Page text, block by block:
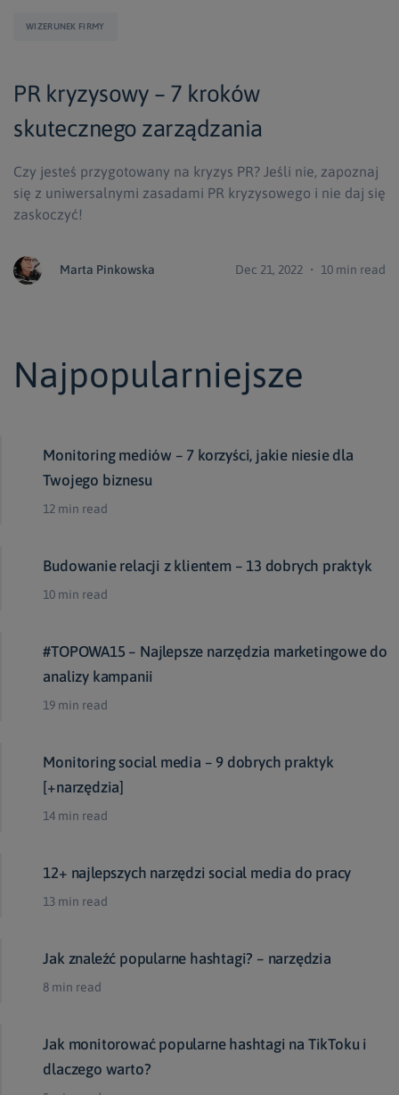
WIZERUNEK FIRMY
PR kryzysowy – 7 kroków
skutecznego zarządzania
Czy jesteś przygotowany na kryzys PR? Jeśli nie, zapoznaj
się z uniwersalnymi zasadami PR kryzysowego i nie daj się
zaskoczyć!
Marta Pinkowska Dec 21, 2022 ・ 10 min read
Najpopularniejsze
Monitoring mediów – 7 korzyści, jakie niesie dla
Twojego biznesu
12 min read
Budowanie relacji z klientem – 13 dobrych praktyk
10 min read
#TOPOWA15 – Najlepsze narzędzia marketingowe do
analizy kampanii
19 min read
Monitoring social media – 9 dobrych praktyk
[+narzędzia]
14 min read
12+ najlepszych narzędzi social media do pracy
13 min read
Jak znaleźć popularne hashtagi? – narzędzia
8 min read
Jak monitorować popularne hashtagi na TikToku i
dlaczego warto?